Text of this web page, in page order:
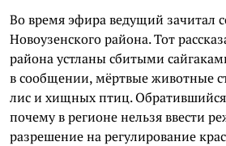
Во время эфира ведущий зачитал
Новоузенского района. Тот
района устланы сбитыми
в сообщении, мёртвые животные
лис и хищных птиц. Обратившийся
почему в регионе нельзя ввести
разрешение на регулирование